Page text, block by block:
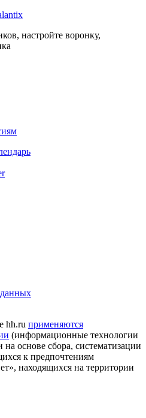
настройте воронку,
hh.ru применяются
(информационные технологии
основе сбора, систематизации
к предпочтениям
находящихся на территории